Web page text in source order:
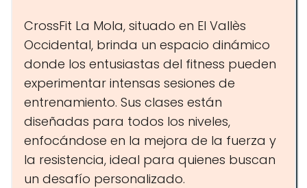
CrossFit La Mola, situado en El Vallès
Occidental, brinda un espacio dinámico
donde los entusiastas del fitness pueden
experimentar intensas sesiones de
entrenamiento. Sus clases están
diseñadas para todos los niveles,
enfocándose en la mejora de la fuerza y
la resistencia, ideal para quienes buscan
un desafío personalizado.